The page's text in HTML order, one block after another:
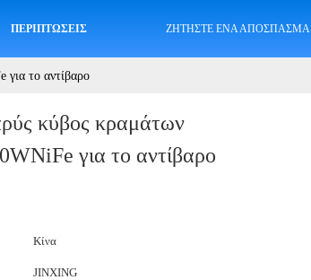
ΠΕΡΙΠΤΏΣΕΙΣ ΖΗΤΉΣΤΕ ΈΝΑ ΑΠΌΣΠΑΣΜΑ
το αντίβαρο
κύβος κραμάτων
για το αντίβαρο
Κίνα
JINXING